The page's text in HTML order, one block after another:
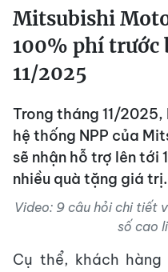
Mitsubishi
100% phí trước
11/2025
Trong tháng 11/
hệ thống NPP của
sẽ nhận hỗ trợ lên tới
nhiều quà tặng giá trị.
Video: 9 câu hỏi chi tiết
số cao
Cụ thể, khách